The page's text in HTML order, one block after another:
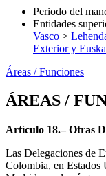
Periodo del
Entidades
Vasco >
Exterior y
Áreas / Funciones
ÁREAS /
Artículo 18.– Otras
Las Delegaciones de
Colombia, en Estados